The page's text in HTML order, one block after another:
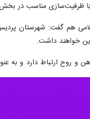
با ظرفیت‌سازی مناسب در
هم گفت: شهرستان
خواهند داشت.
و روح ارتباط دارد و
شهدا بود. در این
و فداکاری این خانواده